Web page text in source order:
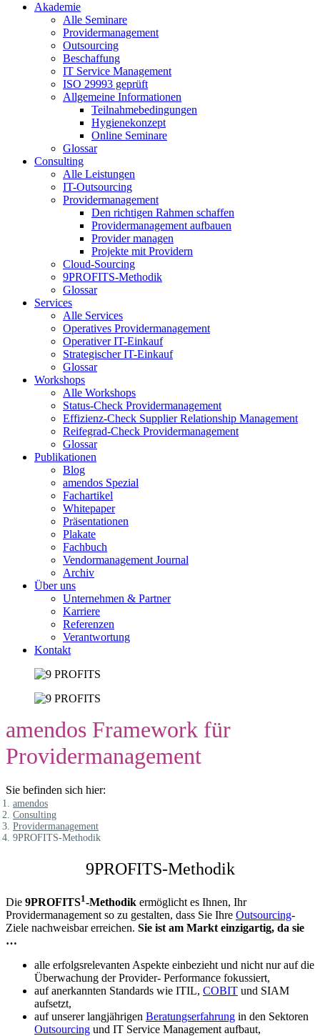
Akademie
Alle Seminare
Providermanagement
Outsourcing
Beschaffung
IT Service Management
ISO 29993 geprüft
Allgemeine Informationen
Teilnahmebedingungen
Hygienekonzept
Online Seminare
Glossar
Consulting
Alle Leistungen
IT-Outsourcing
Providermanagement
Den richtigen Rahmen schaffen
Providermanagement aufbauen
Provider managen
Projekte mit Providern
Cloud-Sourcing
9PROFITS-Methodik
Glossar
Services
Alle Services
Operatives Providermanagement
Operativer IT-Einkauf
Strategischer IT-Einkauf
Glossar
Workshops
Alle Workshops
Status-Check Providermanagement
Effizienz-Check Supplier Relationship Management
Reifegrad-Check Providermanagement
Glossar
Publikationen
Blog
amendos Spezial
Fachartikel
Whitepaper
Präsentationen
Plakate
Fachbuch
Vendormanagement Journal
Archiv
Über uns
Unternehmen & Partner
Karriere
Referenzen
Verantwortung
Kontakt
amendos Framework für
Providermanagement
Sie befinden sich hier:
amendos
Consulting
Providermanagement
9PROFITS-Methodik
9PROFITS-Methodik
Die 9PROFITS1-Methodik ermöglicht es Ihnen, Ihr
Providermanagement so zu gestalten, dass Sie Ihre Outsourcing-
Ziele nachweisbar erreichen. Sie ist am Markt einzigartig, da sie
…
alle erfolgsrelevanten Aspekte einbezieht und nicht nur auf die
Überwachung der Provider- Performance fokussiert,
auf anerkannten Standards wie ITIL, COBIT und SIAM
aufsetzt,
auf unserer langjährigen Beratungserfahrung in den Sektoren
Outsourcing und IT Service Management aufbaut,